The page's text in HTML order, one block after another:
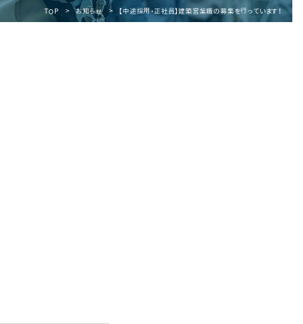
TOP お知らせ 【中途採用・正社員】建築営業職の募集を行っています！